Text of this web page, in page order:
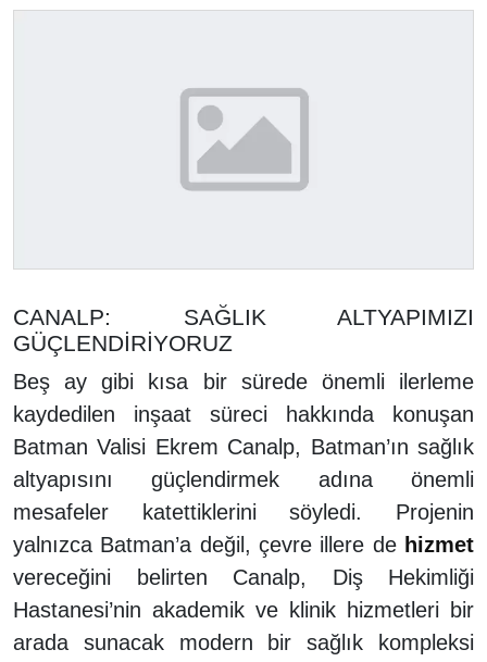
CANALP: SAĞLIK ALTYAPIMIZI
GÜÇLENDİRİYORUZ
Beş ay gibi kısa bir sürede önemli ilerleme
kaydedilen inşaat süreci hakkında konuşan
Batman Valisi Ekrem Canalp, Batman’ın sağlık
altyapısını güçlendirmek adına önemli
mesafeler katettiklerini söyledi. Projenin
yalnızca Batman’a değil, çevre illere de hizmet
vereceğini belirten Canalp, Diş Hekimliği
Hastanesi’nin akademik ve klinik hizmetleri bir
arada sunacak modern bir sağlık kompleksi